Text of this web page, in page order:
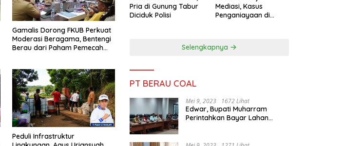
Gamalis Dorong FKUB Perkuat
Moderasi Beragama, Bentengi
Berau dari Paham Pemecah
Peduli Infrastruktur
Pria di Gunung Tabur
Diciduk Polisi
Mediasi, Kasus
Penganiayaan di
Selengkapnya
PT BERAU COAL
Mei 9, 2023 1672 Lihat
Edwar, Bupati Muharram
Perintahkan Bayar Lahan